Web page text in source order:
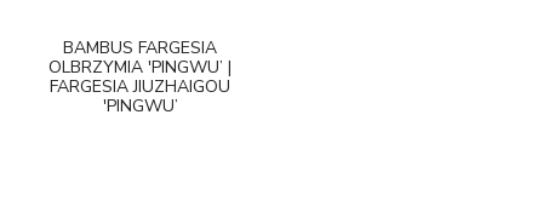
BAMBUS FARGESIA
OLBRZYMIA 'PINGWU’ |
FARGESIA JIUZHAIGOU
'PINGWU’